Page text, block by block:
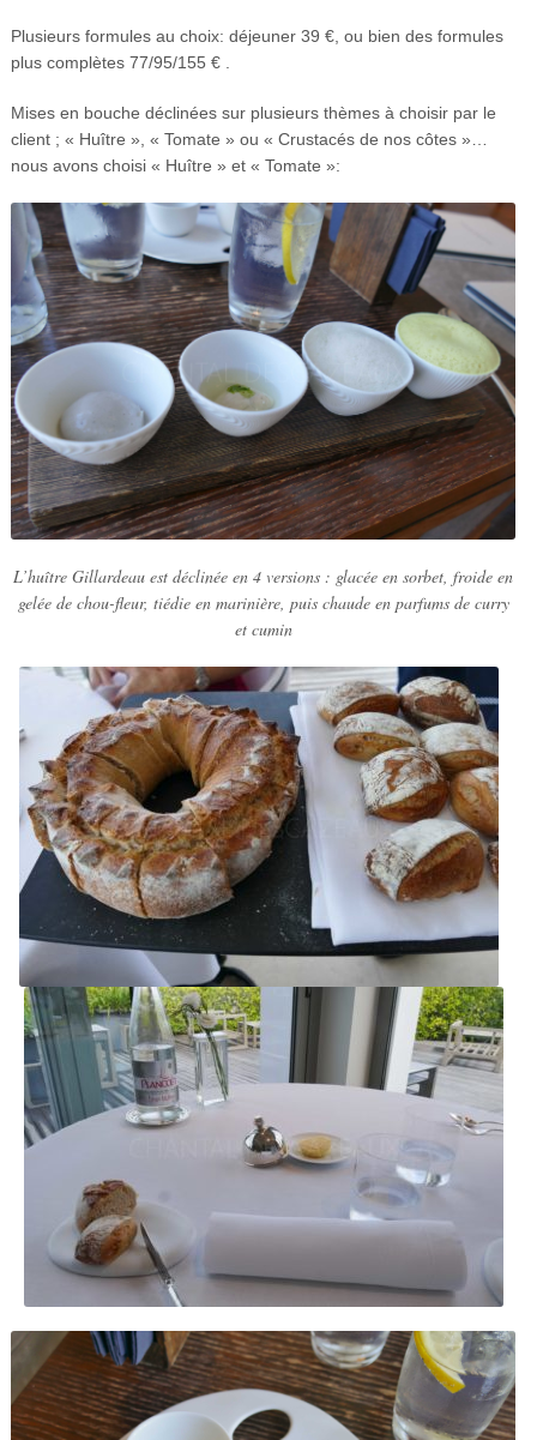
Plusieurs formules au choix: déjeuner 39 €, ou bien des formules
plus complètes 77/95/155 € .
Mises en bouche déclinées sur plusieurs thèmes à choisir par le
client ; « Huître », « Tomate » ou « Crustacés de nos côtes »…
nous avons choisi « Huître » et « Tomate »:
L’huître Gillardeau est déclinée en 4 versions : glacée en sorbet, froide en
gelée de chou-fleur, tiédie en marinière, puis chaude en parfums de curry
et cumin